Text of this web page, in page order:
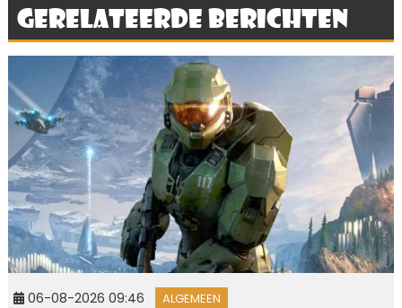
Gerelateerde berichten
06-08-2026 09:46 ALGEMEEN